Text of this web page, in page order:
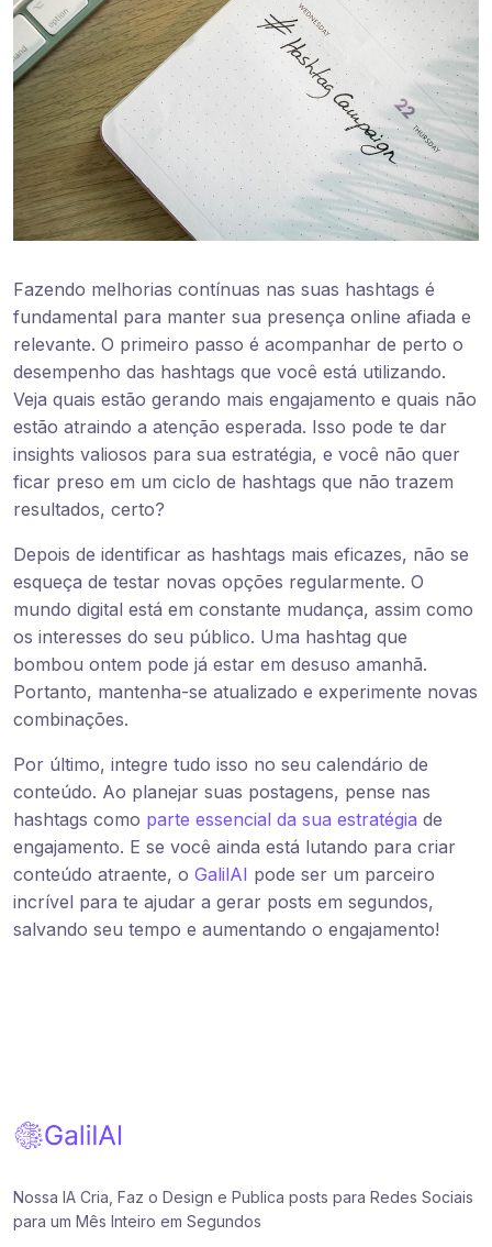
Fazendo melhorias contínuas nas suas hashtags é
fundamental para manter sua presença online afiada e
relevante. O primeiro passo é acompanhar de perto o
desempenho das hashtags que você está utilizando.
Veja quais estão gerando mais engajamento e quais não
estão atraindo a atenção esperada. Isso pode te dar
insights valiosos para sua estratégia, e você não quer
ficar preso em um ciclo de hashtags que não trazem
resultados, certo?
Depois de identificar as hashtags mais eficazes, não se
esqueça de testar novas opções regularmente. O
mundo digital está em constante mudança, assim como
os interesses do seu público. Uma hashtag que
bombou ontem pode já estar em desuso amanhã.
Portanto, mantenha-se atualizado e experimente novas
combinações.
Por último, integre tudo isso no seu calendário de
conteúdo. Ao planejar suas postagens, pense nas
hashtags como parte essencial da sua estratégia de
engajamento. E se você ainda está lutando para criar
conteúdo atraente, o GalilAI pode ser um parceiro
incrível para te ajudar a gerar posts em segundos,
salvando seu tempo e aumentando o engajamento!
Nossa IA Cria, Faz o Design e Publica posts para Redes Sociais
para um Mês Inteiro em Segundos